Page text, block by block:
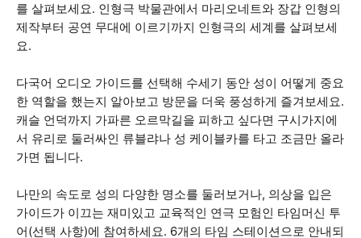
를 살펴보세요. 인형극 박물관에서 마리오네트와 장갑 인형의
제작부터 공연 무대에 이르기까지 인형극의 세계를 살펴보세
요.
다국어 오디오 가이드를 선택해 수세기 동안 성이 어떻게 중요
한 역할을 했는지 알아보고 방문을 더욱 풍성하게 즐겨보세요.
캐슬 언덕까지 가파른 오르막길을 피하고 싶다면 구시가지에
서 유리로 둘러싸인 류블랴나 성 케이블카를 타고 조금만 올라
가면 됩니다.
나만의 속도로 성의 다양한 명소를 둘러보거나, 의상을 입은
가이드가 이끄는 재미있고 교육적인 연극 모험인 타임머신 투
어(선택 사항)에 참여하세요. 6개의 타임 스테이션으로 안내되